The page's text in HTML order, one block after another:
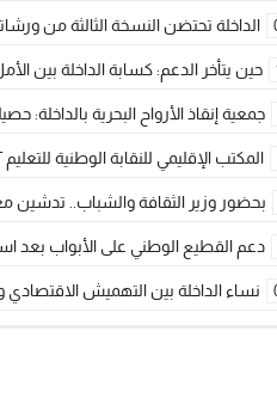
الداخلة تحتضن النسخة الثالثة من
حين يتأخر الدعم: كسابة الداخلة بين
جمعية إنقاذ الأرواح البحرية بالداخلة: حصيلة 2025 بين مهام الإنقاذ ومشروع “دار
المكتب الإقليمي للنقابة الوطنية للتعليم CDT يجتمع مع المدير الإقليمي لمناقشة ملفات جوهرية لنساء ورجال التعليم
بحضور وزير الثقافة والشباب.. تدشين معهد
دعم القطيع الوطني على الأبواب بعد
نساء الداخلة بين التهميش الاقتصادي